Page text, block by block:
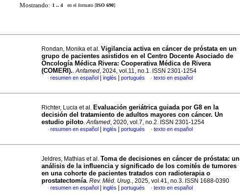
Mostrando: 1 .. 4 en el formato [ISO 690]
Rondan, Monika et al. Vigilancia activa en cáncer de próstata en un
grupo de pacientes asistidos en el Centro Docente Asociado de
Oncología Médica Rivera: Cooperativa Médica de Rivera
(COMERI)..Anfamed, 2024, vol.11, no.1. ISSN 2301-1254
· resumen en español inglés portugués · texto en español
Richter, Lucia et al. Evaluación geriátrica guiada por G8 en la
decisión del tratamiento de adultos mayores con cáncer. Un
estudio piloto.Anfamed, 2020, vol.7, no.2. ISSN 2301-1254
· resumen en español inglés portugués · texto en español
Jeldres, Mathias et al. Toma de decisiones en cáncer de próstata: un
análisis de la influencia y significado de los comités de tumores
en una cohorte de pacientes tratados con radioterapia o
prostatectomía. Rev. Méd. Urug., 2025, vol.41, no.3. ISSN 1688-0390
· resumen en español inglés portugués · texto en español